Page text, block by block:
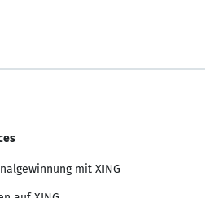
mit XING